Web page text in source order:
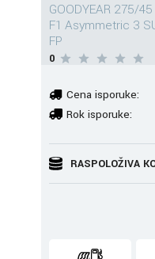
GOODYEAR 275/
F1 Asymmetric 3
FP
0
Cena isporuke:
Rok isporuke:
RASPOLOŽIVA